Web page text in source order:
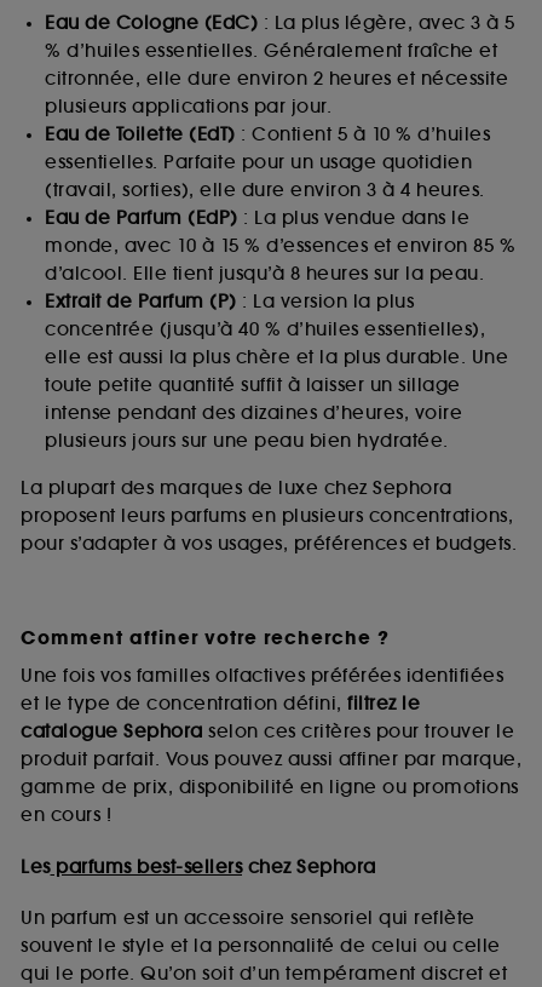
Eau de Cologne (EdC) : La plus légère, avec 3 à 5
% d’huiles essentielles. Généralement fraîche et
citronnée, elle dure environ 2 heures et nécessite
plusieurs applications par jour.
Eau de Toilette (EdT) : Contient 5 à 10 % d’huiles
essentielles. Parfaite pour un usage quotidien
(travail, sorties), elle dure environ 3 à 4 heures.
Eau de Parfum (EdP) : La plus vendue dans le
monde, avec 10 à 15 % d’essences et environ 85 %
d’alcool. Elle tient jusqu’à 8 heures sur la peau.
Extrait de Parfum (P) : La version la plus
concentrée (jusqu’à 40 % d’huiles essentielles),
elle est aussi la plus chère et la plus durable. Une
toute petite quantité suffit à laisser un sillage
intense pendant des dizaines d’heures, voire
plusieurs jours sur une peau bien hydratée.
La plupart des marques de luxe chez Sephora
proposent leurs parfums en plusieurs concentrations,
pour s’adapter à vos usages, préférences et budgets.
Comment affiner votre recherche ?
Une fois vos familles olfactives préférées identifiées
et le type de concentration défini, filtrez le
catalogue Sephora selon ces critères pour trouver le
produit parfait. Vous pouvez aussi affiner par marque,
gamme de prix, disponibilité en ligne ou promotions
en cours !
Lesparfums best-sellerschez Sephora
Un parfum est un accessoire sensoriel qui reflète
souvent le style et la personnalité de celui ou celle
qui le porte. Qu’on soit d’un tempérament discret et